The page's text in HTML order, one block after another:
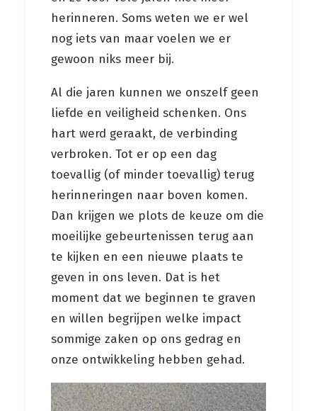
herinneren. Soms weten we er wel
nog iets van maar voelen we er
gewoon niks meer bij.
Al die jaren kunnen we onszelf geen
liefde en veiligheid schenken. Ons
hart werd geraakt, de verbinding
verbroken. Tot er op een dag
toevallig (of minder toevallig) terug
herinneringen naar boven komen.
Dan krijgen we plots de keuze om die
moeilijke gebeurtenissen terug aan
te kijken en een nieuwe plaats te
geven in ons leven. Dat is het
moment dat we beginnen te graven
en willen begrijpen welke impact
sommige zaken op ons gedrag en
onze ontwikkeling hebben gehad.